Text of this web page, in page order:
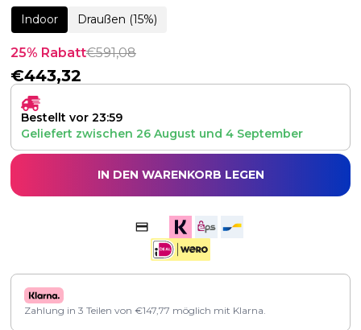
Indoor Draußen (15%)
25% Rabatt€591,08
€443,32
Bestellt vor 23:59
Geliefert zwischen 26 August und 4 September
IN DEN WARENKORB LEGEN
Zahlung in 3 Teilen von €147,77 möglich mit Klarna.